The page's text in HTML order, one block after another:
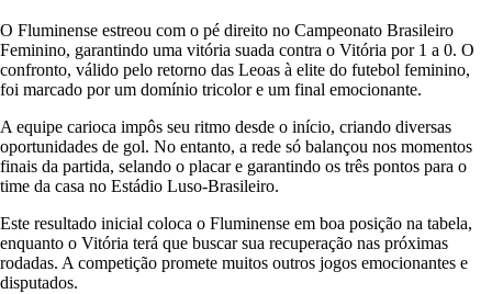
O Fluminense estreou com o pé direito no Campeonato Brasileiro
Feminino, garantindo uma vitória suada contra o Vitória por 1 a 0. O
confronto, válido pelo retorno das Leoas à elite do futebol feminino,
foi marcado por um domínio tricolor e um final emocionante.
A equipe carioca impôs seu ritmo desde o início, criando diversas
oportunidades de gol. No entanto, a rede só balançou nos momentos
finais da partida, selando o placar e garantindo os três pontos para o
time da casa no Estádio Luso-Brasileiro.
Este resultado inicial coloca o Fluminense em boa posição na tabela,
enquanto o Vitória terá que buscar sua recuperação nas próximas
rodadas. A competição promete muitos outros jogos emocionantes e
disputados.